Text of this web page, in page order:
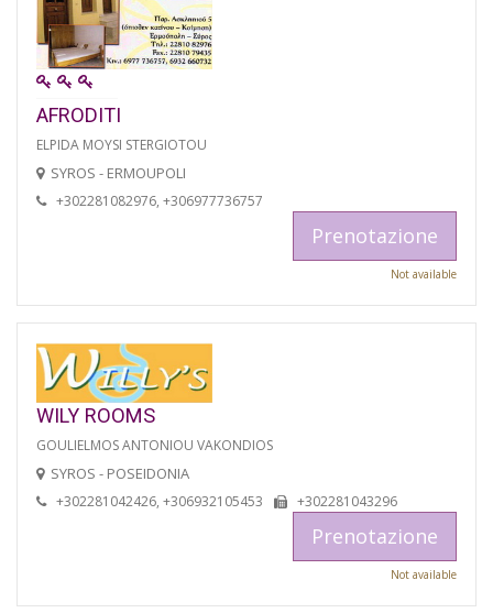
AFRODITI
ELPIDA MOYSI STERGIOTOU
SYROS - ERMOUPOLI
+302281082976, +306977736757
Prenotazione
Not available
WILY ROOMS
GOULIELMOS ANTONIOU VAKONDIOS
SYROS - POSEIDONIA
+302281042426, +306932105453 +302281043296
Prenotazione
Not available